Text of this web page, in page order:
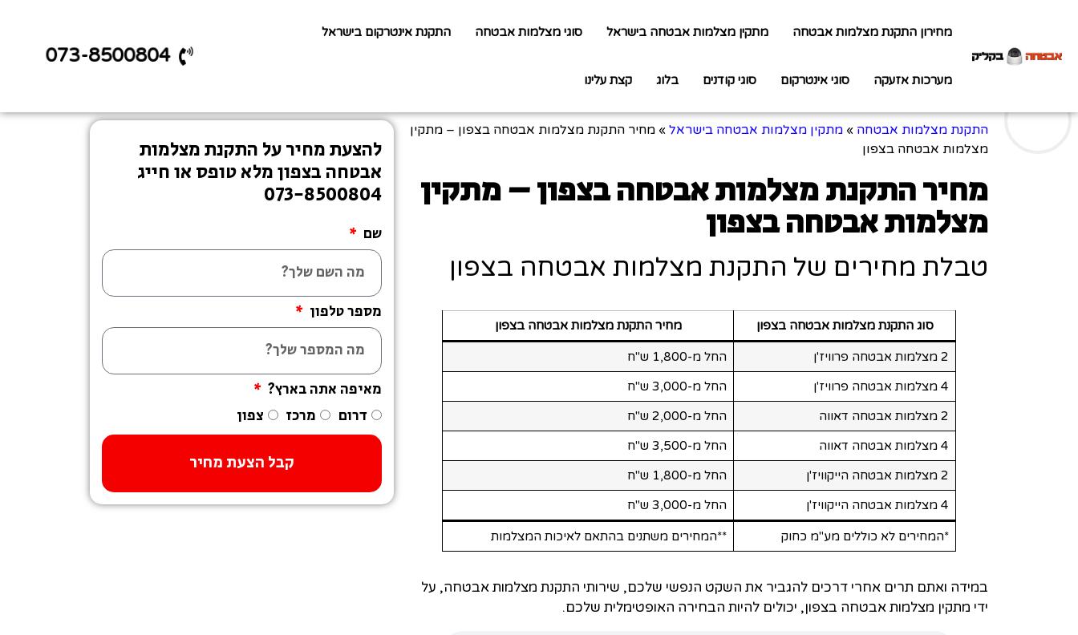
מחירון התקנת מצלמות אבטחה מתקין מצלמות אבטחה בישראל סוגי מצלמות אבטחה התקנת אינטרקום בישראל
מערכות אזעקה סוגי אינטרקום סוגי קודנים בלוג קצת עלינו
073-8500804
התקנת מצלמות אבטחה » מתקין מצלמות אבטחה בישראל » מחיר התקנת מצלמות אבטחה בצפון – מתקין
מצלמות אבטחה בצפון
מחיר התקנת מצלמות אבטחה בצפון – מתקין
מצלמות אבטחה בצפון
טבלת מחירים של התקנת מצלמות אבטחה בצפון
סוג התקנת מצלמות אבטחה בצפון מחיר התקנת מצלמות אבטחה בצפון
2 מצלמות אבטחה פרוויז'ן החל מ-1,800 ש"ח
4 מצלמות אבטחה פרוויז'ן החל מ-3,000 ש"ח
2 מצלמות אבטחה דאווה החל מ-2,000 ש"ח
4 מצלמות אבטחה דאווה החל מ-3,500 ש"ח
2 מצלמות אבטחה הייקוויז'ן החל מ-1,800 ש"ח
4 מצלמות אבטחה הייקוויז'ן החל מ-3,000 ש"ח
*המחירים לא כוללים מע"מ כחוק **המחירים משתנים בהתאם לאיכות המצלמות
במידה ואתם תרים אחרי דרכים להגביר את השקט הנפשי שלכם, שירותי התקנת מצלמות אבטחה, על
ידי מתקין מצלמות אבטחה בצפון, יכולים להיות הבחירה האופטימלית שלכם.
להצעת מחיר על התקנת מצלמות
אבטחה בצפון מלא טופס או חייג
073-8500804
שם
מספר טלפון
מאיפה אתה בארץ?
דרום
מרכז צפון
קבל הצעת מחיר